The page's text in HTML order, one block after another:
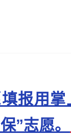
报用
”志愿。